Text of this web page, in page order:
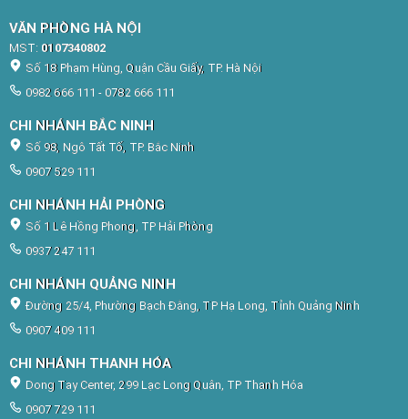
VĂN PHÒNG HÀ NỘI
MST: 0107340802
Số 18 Phạm Hùng, Quận Cầu Giấy, TP. Hà Nội
0982 666 111 - 0782 666 111
CHI NHÁNH BẮC NINH
Số 98, Ngô Tất Tố, TP. Bắc Ninh
0907 529 111
CHI NHÁNH HẢI PHÒNG
Số 1 Lê Hồng Phong, TP Hải Phòng
0937 247 111
CHI NHÁNH QUẢNG NINH
Đường 25/4, Phường Bạch Đằng, TP Hạ Long, Tỉnh Quảng Ninh
0907 409 111
CHI NHÁNH THANH HÓA
Dong Tay Center, 299 Lạc Long Quân, TP Thanh Hóa
0907 729 111